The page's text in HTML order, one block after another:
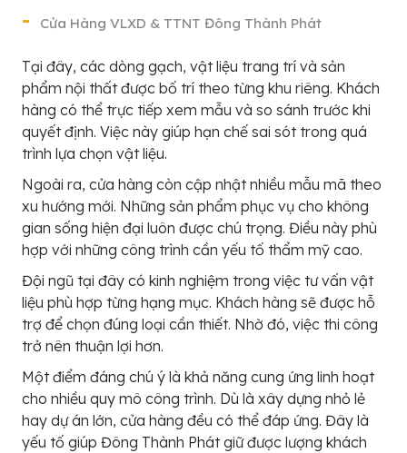
Cửa Hàng VLXD & TTNT Đông Thành Phát
Tại đây, các dòng gạch, vật liệu trang trí và sản
phẩm nội thất được bố trí theo từng khu riêng. Khách
hàng có thể trực tiếp xem mẫu và so sánh trước khi
quyết định. Việc này giúp hạn chế sai sót trong quá
trình lựa chọn vật liệu.
Ngoài ra, cửa hàng còn cập nhật nhiều mẫu mã theo
xu hướng mới. Những sản phẩm phục vụ cho không
gian sống hiện đại luôn được chú trọng. Điều này phù
hợp với những công trình cần yếu tố thẩm mỹ cao.
Đội ngũ tại đây có kinh nghiệm trong việc tư vấn vật
liệu phù hợp từng hạng mục. Khách hàng sẽ được hỗ
trợ để chọn đúng loại cần thiết. Nhờ đó, việc thi công
trở nên thuận lợi hơn.
Một điểm đáng chú ý là khả năng cung ứng linh hoạt
cho nhiều quy mô công trình. Dù là xây dựng nhỏ lẻ
hay dự án lớn, cửa hàng đều có thể đáp ứng. Đây là
yếu tố giúp Đông Thành Phát giữ được lượng khách